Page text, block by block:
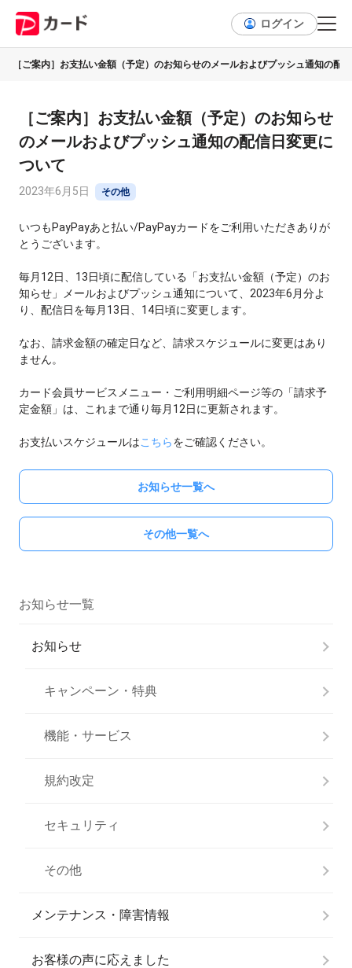
ログイン
［ご案内］お支払い金額（予定）のお知らせのメールおよびプッシュ通知の配
［ご案内］お支払い金額（予定）のお知らせ
のメールおよびプッシュ通知の配信日変更に
ついて
2023年6月5日 その他
いつもPayPayあと払い/PayPayカードをご利用いただきありが
とうございます。
毎月12日、13日頃に配信している「お支払い金額（予定）のお
知らせ」メールおよびプッシュ通知について、2023年6月分よ
り、配信日を毎月13日、14日頃に変更します。
なお、請求金額の確定日など、請求スケジュールに変更はあり
ません。
カード会員サービスメニュー・ご利用明細ページ等の「請求予
定金額」は、これまで通り毎月12日に更新されます。
お支払いスケジュールはこちらをご確認ください。
お知らせ一覧へ
その他一覧へ
お知らせ一覧
お知らせ
キャンペーン・特典
機能・サービス
規約改定
セキュリティ
その他
メンテナンス・障害情報
お客様の声に応えました